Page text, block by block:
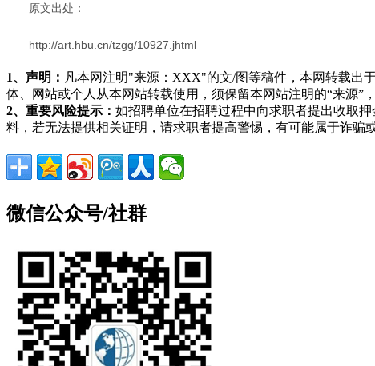
原文出处：
http://art.hbu.cn/tzgg/10927.jhtml
1、声明： 凡本网注明"来源：XXX"的文/图等稿件，本网转载出
体、网站或个人从本网站转载使用，须保留本网站注明的“来源”
2、重要风险提示： 如招聘单位在招聘过程中向求职者提出收取
料，若无法提供相关证明，请求职者提高警惕，有可能属于诈骗
微信公众号/社群